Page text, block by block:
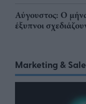
Αύγουστος: Ο
έξυπνοι
Marketing &